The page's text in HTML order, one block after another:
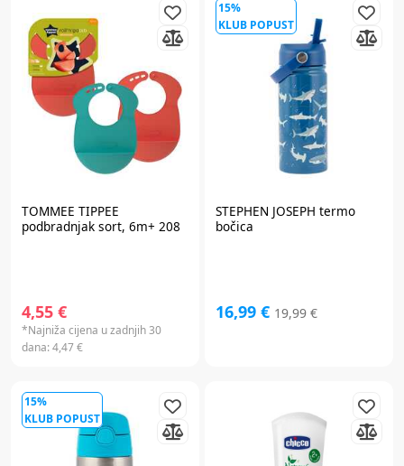
TOMMEE TIPPEE
podbradnjak sort, 6m+ 208
4,55 €
*Najniža cijena u zadnjih 30
dana:4,47 €
15%
KLUB POPUST
STEPHEN JOSEPH termo
bočica
16,99 € 19,99 €
15%
KLUB POPUST